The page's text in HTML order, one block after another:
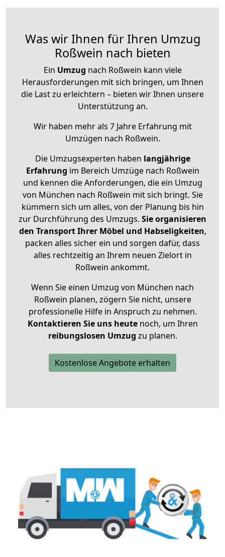
Was wir Ihnen für Ihren Umzug
Roßwein nach bieten
Ein Umzug nach Roßwein kann viele
Herausforderungen mit sich bringen, um Ihnen
die Last zu erleichtern – bieten wir Ihnen unsere
Unterstützung an.
Wir haben mehr als 7 Jahre Erfahrung mit
Umzügen nach Roßwein.
Die Umzugsexperten haben langjährige
Erfahrung im Bereich Umzüge nach Roßwein
und kennen die Anforderungen, die ein Umzug
von München nach Roßwein mit sich bringt. Sie
kümmern sich um alles, von der Planung bis hin
zur Durchführung des Umzugs. Sie organisieren
den Transport Ihrer Möbel und Habseligkeiten,
packen alles sicher ein und sorgen dafür, dass
alles rechtzeitig an Ihrem neuen Zielort in
Roßwein ankommt.
Wenn Sie einen Umzug von München nach
Roßwein planen, zögern Sie nicht, unsere
professionelle Hilfe in Anspruch zu nehmen.
Kontaktieren Sie uns heutenoch, um Ihren
reibungslosen Umzug zu planen.
Kostenlose Angebote erhalten